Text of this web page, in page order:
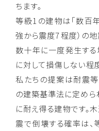
ちます。
等級1の建物は「数百
強から震度7程度）の地
数十年に一度発生する
に対して損傷しない程
私たちの提案は耐震
の建築基準法に定め
に耐え得る建物です。
震で倒壊する確率は